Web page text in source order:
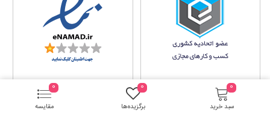
سبد خرید
0
برگزیده‌ها
0
مقایسه
0